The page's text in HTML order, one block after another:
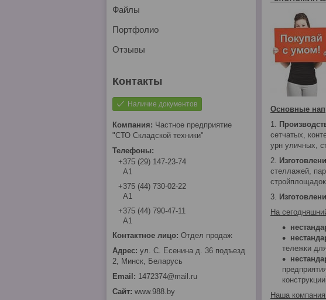
Основные
1.
сетчатых,
урн уличных,
2.
стеллажей,
3.
На
тележки
Наша
Файлы
Портфолио
Отзывы
Наличие документов
Частное предприятие
"СТО Складской техники"
+375 (29) 147-23-74
А1
+375 (44) 730-02-22
А1
+375 (44) 790-47-11
А1
Отдел продаж
ул. С. Есенина д. 36 подъезд
2, Минск, Беларусь
1472374@mail.ru
www.988.by